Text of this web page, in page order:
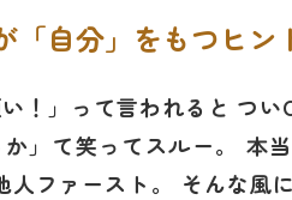
「自分」をもつヒン
！」って言われると つ
」て笑ってスルー。 本
人ファースト。 そんな風